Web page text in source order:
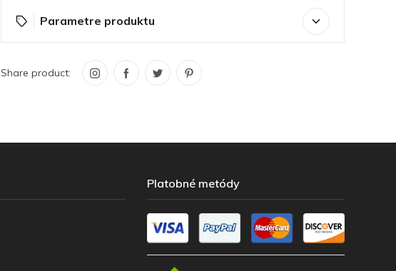
Parametre produktu
Share product:
Platobné metódy